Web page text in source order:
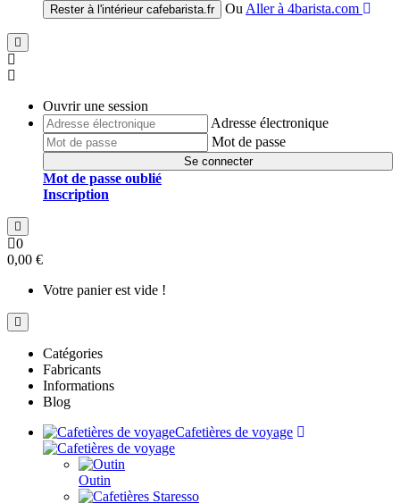
Rester à l'intérieur cafebarista.fr Ou Aller à 4barista.com
Ouvrir une session
Adresse électronique
Mot de passe
Se connecter
Mot de passe oublié
Inscription
0
0,00 €
Votre panier est vide !
Catégories
Fabricants
Informations
Blog
Cafetières de voyage
Outin